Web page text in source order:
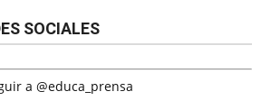
SOCIALES
a @educa_prensa